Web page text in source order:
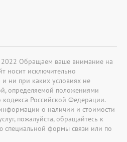
Обращаем ваше внимание на
носит исключительно
ни при каких условиях не
определяемой положениями
кодекса Российской Федерации.
о наличии и стоимости
пожалуйста, обращайтесь к
специальной формы связи или по